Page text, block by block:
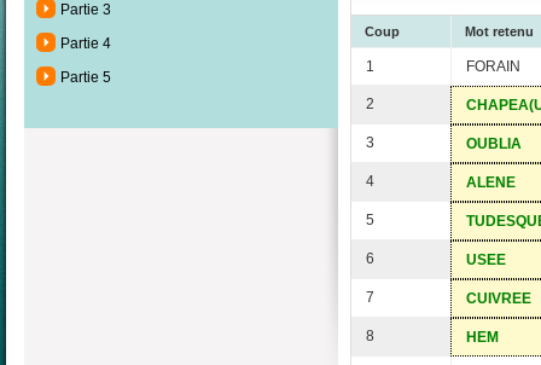
Partie 3
Partie 4
Partie 5
Coup Mot retenu
1 FORAIN
2
3 OUBLIA
4 ALENE
5
6 USEE
7 CUIVREE
8 HEM